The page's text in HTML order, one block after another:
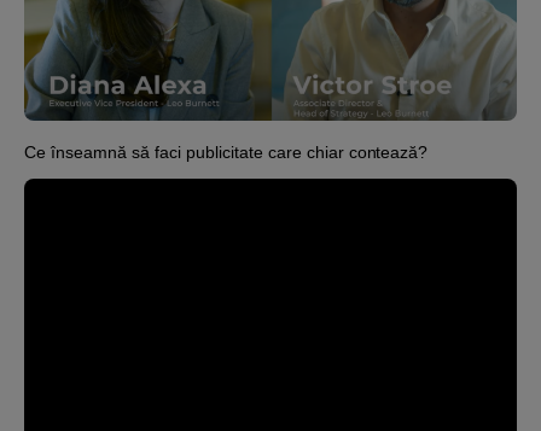
Podcast
The MacRO Zone
Ce înseamnă să faci publicitate care chiar contează?